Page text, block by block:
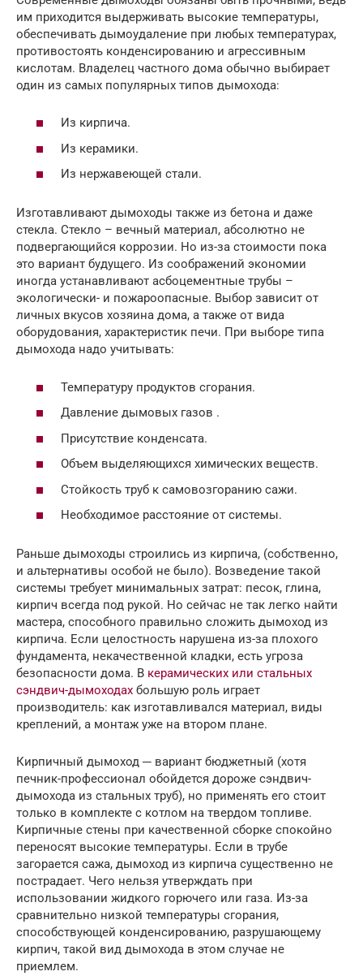
им приходится выдерживать высокие температуры,
обеспечивать дымоудаление при любых температурах,
противостоять конденсированию и агрессивным
кислотам. Владелец частного дома обычно выбирает
один из самых популярных типов дымохода:
Из кирпича.
Из керамики.
Из нержавеющей стали.
Изготавливают дымоходы также из бетона и даже
стекла. Стекло – вечный материал, абсолютно не
подвергающийся коррозии. Но из-за стоимости пока
это вариант будущего. Из соображений экономии
иногда устанавливают асбоцементные трубы –
экологически- и пожароопасные. Выбор зависит от
личных вкусов хозяина дома, а также от вида
оборудования, характеристик печи. При выборе типа
дымохода надо учитывать:
Температуру продуктов сгорания.
Давление дымовых газов .
Присутствие конденсата.
Объем выделяющихся химических веществ.
Стойкость труб к самовозгоранию сажи.
Необходимое расстояние от системы.
Раньше дымоходы строились из кирпича, (собственно,
и альтернативы особой не было). Возведение такой
системы требует минимальных затрат: песок, глина,
кирпич всегда под рукой. Но сейчас не так легко найти
мастера, способного правильно сложить дымоход из
кирпича. Если целостность нарушена из-за плохого
фундамента, некачественной кладки, есть угроза
безопасности дома. В керамических или стальных
сэндвич-дымоходах большую роль играет
производитель: как изготавливался материал, виды
креплений, а монтаж уже на втором плане.
Кирпичный дымоход ─ вариант бюджетный (хотя
печник-профессионал обойдется дороже сэндвич-
дымохода из стальных труб), но применять его стоит
только в комплекте с котлом на твердом топливе.
Кирпичные стены при качественной сборке спокойно
переносят высокие температуры. Если в трубе
загорается сажа, дымоход из кирпича существенно не
пострадает. Чего нельзя утверждать при
использовании жидкого горючего или газа. Из-за
сравнительно низкой температуры сгорания,
способствующей конденсированию, разрушающему
кирпич, такой вид дымохода в этом случае не
приемлем.